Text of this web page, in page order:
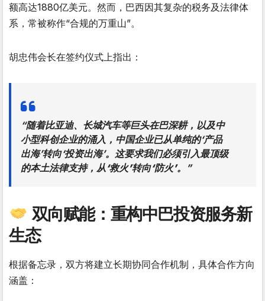
额高达1880亿美元。然而，巴西因其复杂的税务及法律体
系，常被称作“合规的万重山”。
胡忠伟会长在签约仪式上指出：
“随着比亚迪、长城汽车等巨头在巴深耕，以及中
小型科创企业的涌入，中国企业已从单纯的‘产品
出海’转向‘投资出海’。这要求我们必须引入最顶级
的本土法律支持， 从‘救火’转向‘防火’。”
双向赋能：重构中巴投资服务新
生态
根据备忘录，双方将建立长期协同合作机制，具体合作方向
涵盖：